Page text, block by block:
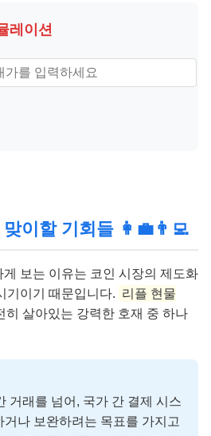
레이션
이할 기회들 👩‍💼👨‍💻
보는 이유는 코인 시장의 제도화
기이기 때문입니다. 리플 현물
히 살아있는 강력한 호재 중 하나
거래를 넘어, 국가 간 결제 시스
나 보완하려는 목표를 가지고